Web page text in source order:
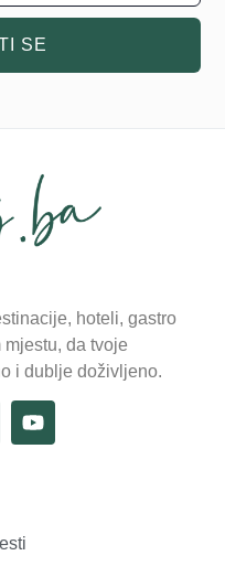
SE
hoteli, gastro
da tvoje
i dublje doživljeno.